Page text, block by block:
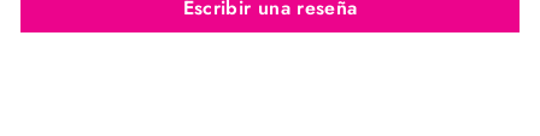
Escribir una reseña